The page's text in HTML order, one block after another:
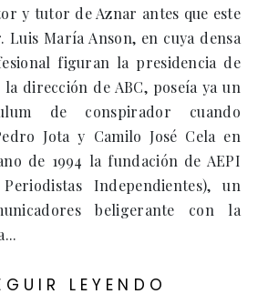
y tutor de Aznar antes que este
Luis María Anson, en cuya densa
figuran la presidencia de
la dirección de ABC, poseía ya un
de conspirador cuando
Jota y Camilo José Cela en
de 1994 la fundación de AEPI
Independientes), un
beligerante con la
LEYENDO